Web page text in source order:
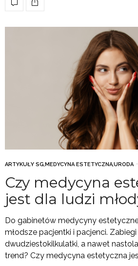
ARTYKUŁY SG,MEDYCYNA ESTETYCZNA,URODA
Czy medycyna
jest dla ludzi
Do gabinetów medycyny
młodsze pacjentki i pacjenci.
dwudziestokilkulatki, a nawet
trend? Czy medycyna estetyczna